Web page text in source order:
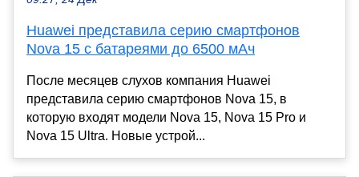
Huawei представила серию смартфонов
Nova 15 с батареями до 6500 мАч
После месяцев слухов компания Huawei
представила серию смартфонов Nova 15, в
которую входят модели Nova 15, Nova 15 Pro и
Nova 15 Ultra. Новые устрой...